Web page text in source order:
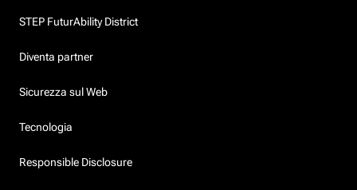
STEP FuturAbility District
Diventa partner
Sicurezza sul Web
Tecnologia
Responsible Disclosure